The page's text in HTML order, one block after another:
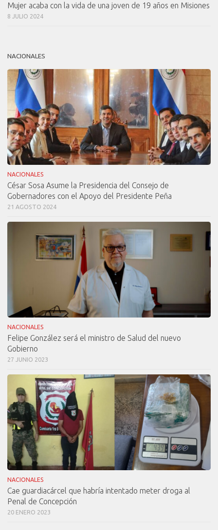
Mujer acaba con la vida de una joven de 19 años en Misiones
8 JULIO 2024
NACIONALES
NACIONALES
César Sosa Asume la Presidencia del Consejo de
Gobernadores con el Apoyo del Presidente Peña
21 AGOSTO 2024
NACIONALES
Felipe González será el ministro de Salud del nuevo
Gobierno
27 JUNIO 2023
NACIONALES
Cae guardiacárcel que habría intentado meter droga al
Penal de Concepción
20 ENERO 2023